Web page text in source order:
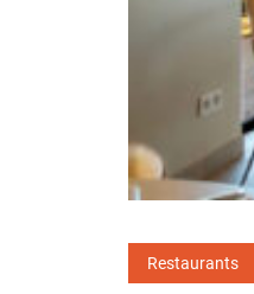
Restaurants